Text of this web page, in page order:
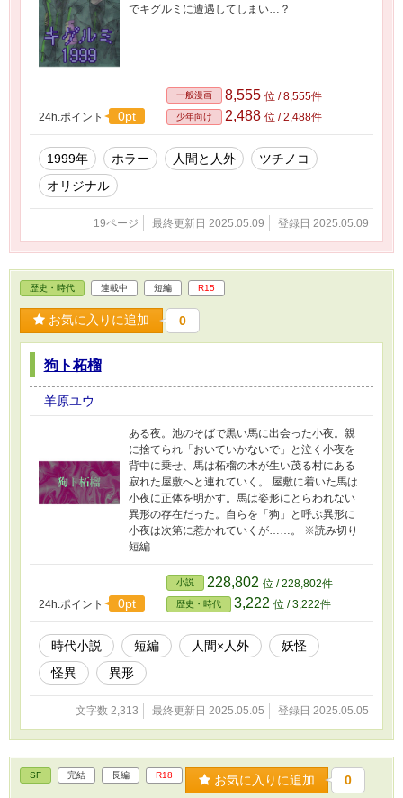
でキグルミに遭遇してしまい…？
24h.ポイント 0pt
一般漫画 8,555 位 / 8,555件
少年向け 2,488 位 / 2,488件
1999年 ホラー 人間と人外
ツチノコ
オリジナル
19ページ 最終更新日 2025.05.09 登録日 2025.05.09
歴史・時代 連載中 短編 R15
お気に入りに追加 0
狗ト柘榴
羊原ユウ
ある夜。池のそばで黒い馬に出会った小夜。親
に捨てられ「おいていかないで」と泣く小夜を
背中に乗せ、馬は柘榴の木が生い茂る村にある
寂れた屋敷へと連れていく。 屋敷に着いた馬は
小夜に正体を明かす。馬は姿形にとらわれない
異形の存在だった。自らを「狗」と呼ぶ異形に
小夜は次第に惹かれていくが……。 ※読み切り
短編
24h.ポイント 0pt
小説 228,802 位 / 228,802件
歴史・時代 3,222 位 / 3,222件
時代小説 短編 人間×人外
妖怪
怪異
異形
文字数 2,313 最終更新日 2025.05.05 登録日 2025.05.05
SF 完結 長編 R18 お気に入りに追加 0